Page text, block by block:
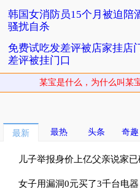
韩国女消防员15个月被迫陪
骚扰自杀
免费试吃发差评被店家挂店
差评被挂门口
某宝是什么，为什么叫某
最新 最热 头条 奇趣
儿子举报身价上亿父亲说家
子斥畜生不如
女子用漏洞0元买了3千台电